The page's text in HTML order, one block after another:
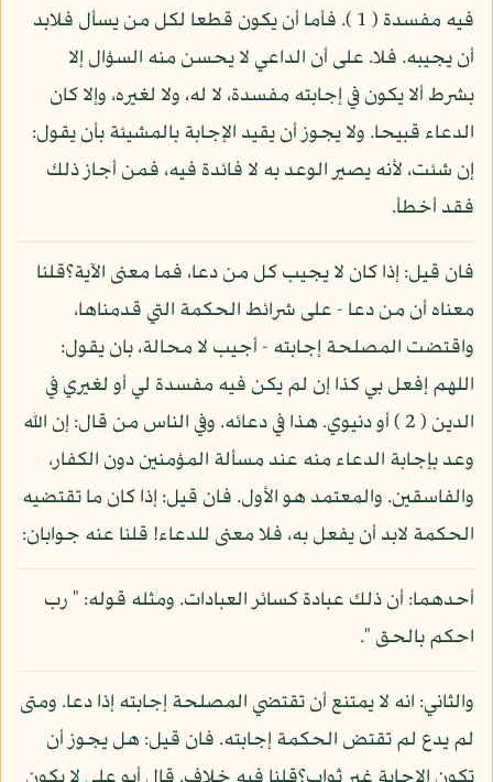
فيه مفسدة ( 1 ). فأما أن يكون قطعا لكل من يسأل فلابد
أن يجيبه. فلا. على أن الداعي لا يحسن منه السؤال إلا
بشرط ألا يكون في إجابته مفسدة، لا له، ولا لغيره، وإلا كان
الدعاء قبيحا. ولا يجوز أن يقيد الإجابة بالمشيئة بأن يقول:
إن شئت، لأنه يصير الوعد به لا فائدة فيه، فمن أجاز ذلك
فقد أخطأ.
فان قيل: إذا كان لا يجيب كل من دعا، فما معنى الآية؟قلنا
معناه أن من دعا - على شرائط الحكمة التي قدمناها،
واقتضت المصلحة إجابته - أجيب لا محالة، بان يقول:
اللهم إفعل بي كذا إن لم يكن فيه مفسدة لي أو لغيري في
الدين ( 2 ) أو دنيوي. هذا في دعائه. وفي الناس من قال: إن الله
وعد بإجابة الدعاء منه عند مسألة المؤمنين دون الكفار،
والفاسقين. والمعتمد هو الأول. فان قيل: إذا كان ما تقتضيه
الحكمة لابد أن يفعل به، فلا معنى للدعاء! قلنا عنه جوابان:
أحدهما: أن ذلك عبادة كسائر العبادات. ومثله قوله: " رب
احكم بالحق ".
والثاني: انه لا يمتنع أن تقتضي المصلحة إجابته إذا دعا. ومتى
لم يدع لم تقتض الحكمة إجابته. فان قيل: هل يجوز أن